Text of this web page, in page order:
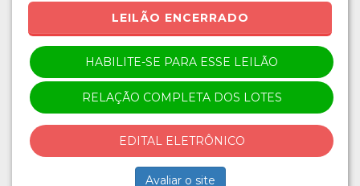
LEILÃO ENCERRADO
HABILITE-SE PARA ESSE LEILÃO
RELAÇÃO COMPLETA DOS LOTES
EDITAL ELETRÔNICO
Avaliar o site